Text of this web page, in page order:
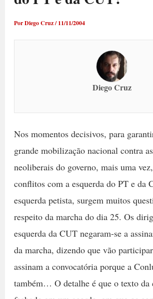
PorDiego Cruz/11/11/2004
Diego Cruz
Nos momentos decisivos, para
grande mobilização nacional contra
neoliberais do governo, mais uma
conflitos com a esquerda do PT e da
esquerda petista, surgem muitos
respeito da marcha do dia 25. Os
esquerda da CUT negaram-se a
da marcha, dizendo que vão
assinam a convocatória porque a
também… O detalhe é que o texto da